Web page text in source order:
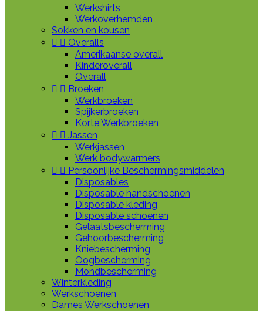
Werkshirts
Werkoverhemden
Sokken en kousen
  Overalls
Amerikaanse overall
Kinderoverall
Overall
  Broeken
Werkbroeken
Spijkerbroeken
Korte Werkbroeken
  Jassen
Werkjassen
Werk bodywarmers
  Persoonlijke Beschermingsmiddelen
Disposables
Disposable handschoenen
Disposable kleding
Disposable schoenen
Gelaatsbescherming
Gehoorbescherming
Kniebescherming
Oogbescherming
Mondbescherming
Winterkleding
Werkschoenen
Dames Werkschoenen